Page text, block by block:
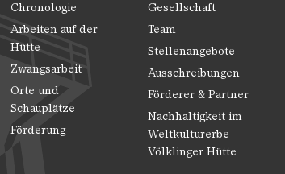
Chronologie
Arbeiten auf der
Hütte
Zwangsarbeit
Orte und
Schauplätze
Förderung
Gesellschaft
Team
Stellenangebote
Ausschreibungen
Förderer & Partner
Nachhaltigkeit im
Weltkulturerbe
Völklinger Hütte